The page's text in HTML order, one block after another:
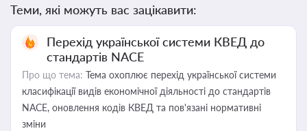
Теми, які можуть вас зацікавити:
Перехід української системи КВЕД до
стандартів NACE
Про що тема: Тема охоплює перехід української системи
класифікації видів економічної діяльності до стандартів
NACE, оновлення кодів КВЕД та пов'язані нормативні
зміни